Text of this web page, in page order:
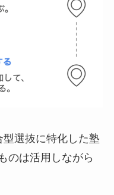
選抜に特化した塾
のは活用しながら